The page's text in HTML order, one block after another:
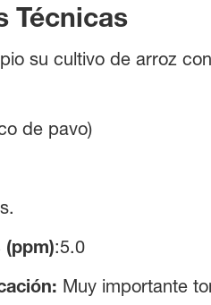
Técnicas
su cultivo de arroz
de pavo)
:5.0
Muy importante